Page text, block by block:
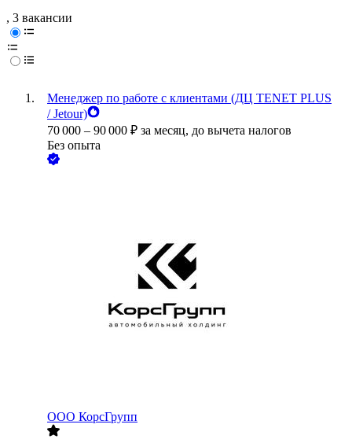
, 3 вакансии
Менеджер по работе с клиентами (ДЦ TENET PLUS
/ Jetour)
70 000 – 90 000 ₽ за месяц, до вычета налогов
Без опыта
ООО КорсГрупп